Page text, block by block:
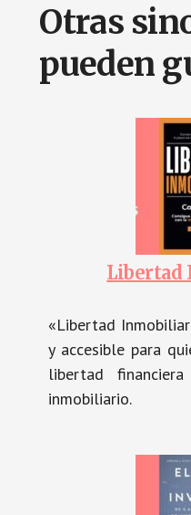
Otras
pueden
Libertad
«Libertad
y accesible para
libertad
inmobiliario.